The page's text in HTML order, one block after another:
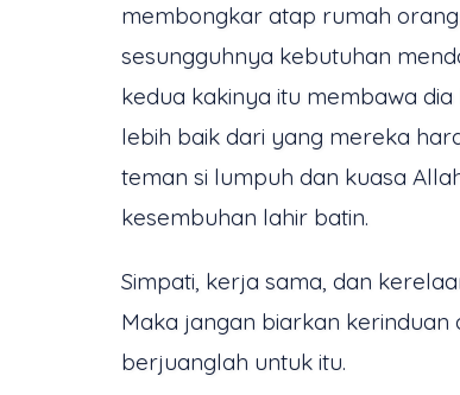
membongkar atap rumah
sesungguhnya kebutuhan
kedua kakinya itu membawa
lebih baik dari yang mereka
teman si lumpuh dan kuasa
kesembuhan lahir batin.
Simpati, kerja sama, dan
Maka jangan biarkan
berjuanglah untuk itu.